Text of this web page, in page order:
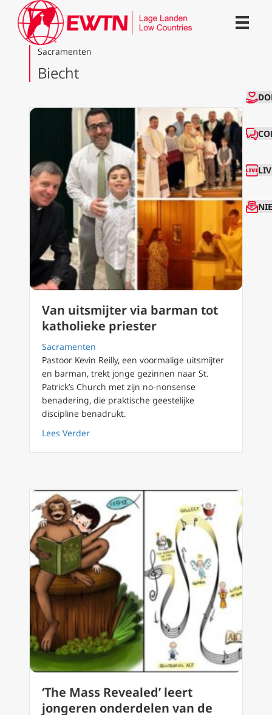
Sacramenten
Biecht
Van uitsmijter via barman tot
katholieke priester
Sacramenten
Pastoor Kevin Reilly, een voormalige uitsmijter
en barman, trekt jonge gezinnen naar St.
Patrick’s Church met zijn no-nonsense
benadering, die praktische geestelijke
discipline benadrukt.
Lees Verderabout Van uitsmijter via barman tot
‘The Mass Revealed’ leert
jongeren onderdelen van de